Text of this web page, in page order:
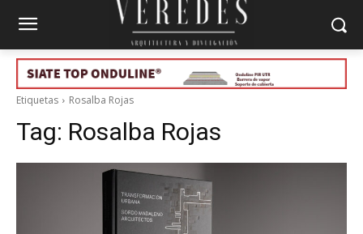
Etiquetas Rosalba Rojas
Tag: Rosalba Rojas